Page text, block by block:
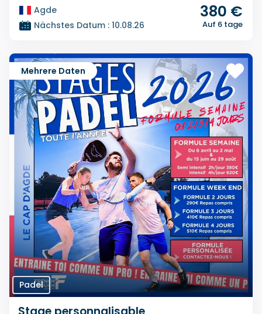
Agde
Nächstes Datum : 10.08.26
380 €
Auf 6 tage
Mehrere Daten
Padel